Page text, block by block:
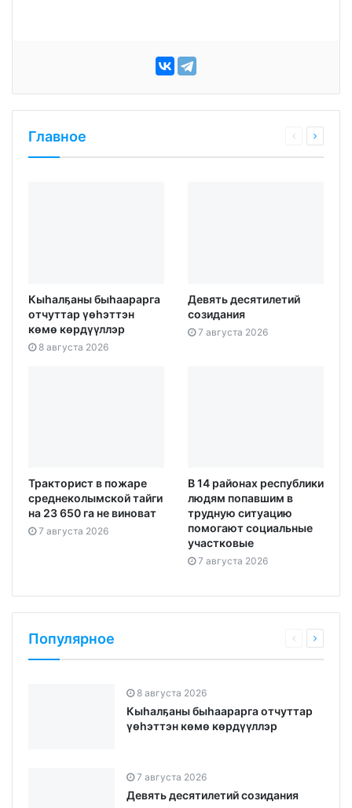
Главное
Кыһалҕаны быһаарарга
отчуттар үөһэттэн
көмө көрдүүллэр
8 августа 2026
Девять десятилетий
созидания
7 августа 2026
Тракторист в пожаре
среднеколымской тайги
на 23 650 га не виноват
7 августа 2026
В 14 районах республики
людям попавшим в
трудную ситуацию
помогают социальные
участковые
7 августа 2026
Популярное
8 августа 2026
Кыһалҕаны быһаарарга отчуттар
үөһэттэн көмө көрдүүллэр
7 августа 2026
Девять десятилетий созидания